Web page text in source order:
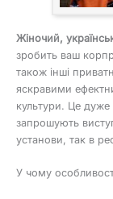
Жіночий,
зробить ваш
також інші
яскравими
культури. Це дуже
запрошують
установи, так в
У чому